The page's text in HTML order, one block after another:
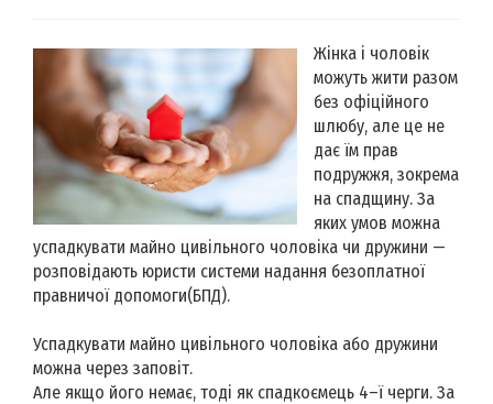
Жінка і чоловік
можуть жити разом
без офіційного
шлюбу, але це не
дає їм прав
подружжя, зокрема
на спадщину. За
яких умов можна
успадкувати майно цивільного чоловіка чи дружини —
розповідають юристи системи надання безоплатної
правничої допомоги(БПД).
Успадкувати майно цивільного чоловіка або дружини
можна через заповіт.
Але якщо його немає, тоді як спадкоємець 4–ї черги. За